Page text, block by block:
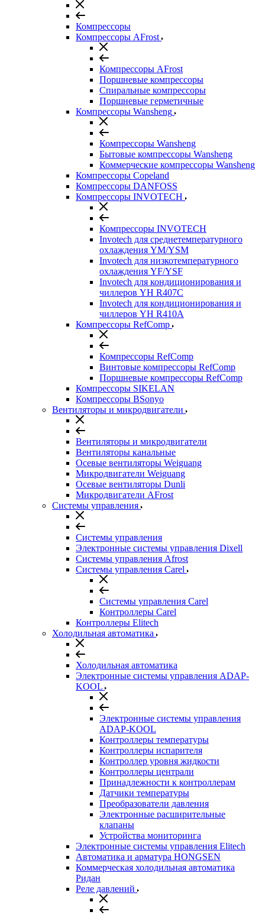
Компрессоры
Компрессоры AFrost
Компрессоры AFrost
Поршневые компрессоры
Спиральные компрессоры
Поршневые герметичные
Компрессоры Wansheng
Компрессоры Wansheng
Бытовые компрессоры Wansheng
Коммерческие компрессоры Wansheng
Компрессоры Copeland
Компрессоры DANFOSS
Компрессоры INVOTECH
Компрессоры INVOTECH
Invotech для среднетемпературного
охлаждения YM/YSM
Invotech для низкотемпературного
охлаждения YF/YSF
Invotech для кондиционирования и
чиллеров YH R407C
Invotech для кондиционирования и
чиллеров YH R410A
Компрессоры RefComp
Компрессоры RefComp
Винтовые компрессоры RefComp
Поршневые компрессоры RefComp
Компрессоры SIKELAN
Компрессоры BSonyo
Вентиляторы и микродвигатели
Вентиляторы и микродвигатели
Вентиляторы канальные
Осевые вентиляторы Weiguang
Микродвигатели Weiguang
Осевые вентиляторы Dunli
Микродвигатели AFrost
Системы управления
Системы управления
Электронные системы управления Dixell
Системы управления Afrost
Системы управления Carel
Системы управления Carel
Контроллеры Carel
Контроллеры Elitech
Холодильная автоматика
Холодильная автоматика
Электронные системы управления ADAP-
KOOL
Электронные системы управления
ADAP-KOOL
Контроллеры температуры
Контроллеры испарителя
Контроллер уровня жидкости
Контроллеры централи
Принадлежности к контроллерам
Датчики температуры
Преобразователи давления
Электронные расширительные
клапаны
Устройства мониторинга
Электронные системы управления Elitech
Автоматика и арматура HONGSEN
Коммерческая холодильная автоматика
Ридан
Реле давлений